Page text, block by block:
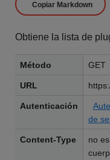
Copiar Markdown
Obtiene la lista de
Método GET
URL
Autenticación
de
Content-Type
no